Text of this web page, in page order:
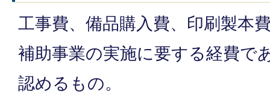
工事費、備品購入費、印刷製本
補助事業の実施に要する経費で
認めるもの。